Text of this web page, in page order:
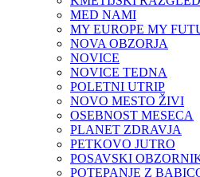
MED NAMI
MY EUROPE MY
NOVA OBZORJA
NOVICE
NOVICE TEDNA
POLETNI UTRIP
NOVO MESTO ŽIVI
OSEBNOST MESECA
PLANET ZDRAVJA
PETKOVO JUTRO
POSAVSKI
POTEPANJE Z